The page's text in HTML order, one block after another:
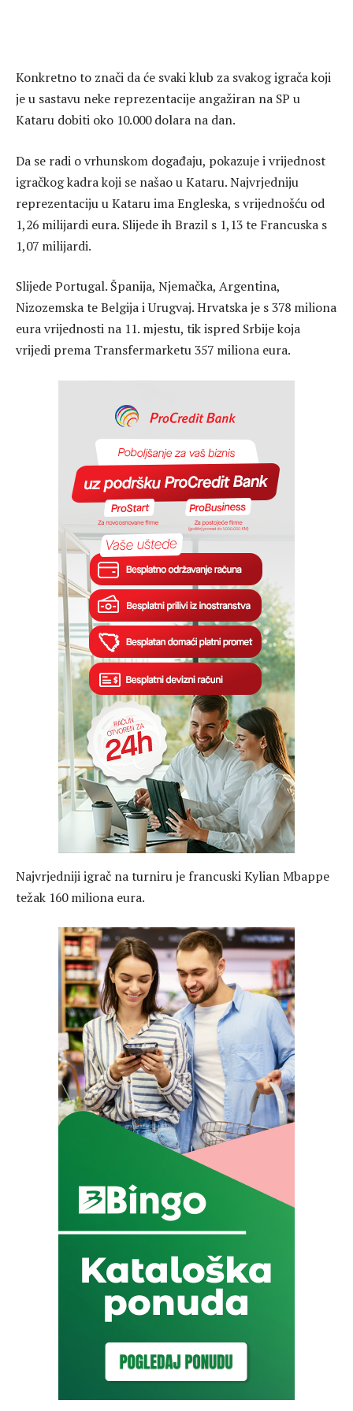
Konkretno to znači da će svaki klub za svakog igrača koji
je u sastavu neke reprezentacije angažiran na SP u
Kataru dobiti oko 10.000 dolara na dan.
Da se radi o vrhunskom događaju, pokazuje i vrijednost
igračkog kadra koji se našao u Kataru. Najvrjedniju
reprezentaciju u Kataru ima Engleska, s vrijednošću od
1,26 milijardi eura. Slijede ih Brazil s 1,13 te Francuska s
1,07 milijardi.
Slijede Portugal. Španija, Njemačka, Argentina,
Nizozemska te Belgija i Urugvaj. Hrvatska je s 378 miliona
eura vrijednosti na 11. mjestu, tik ispred Srbije koja
vrijedi prema Transfermarketu 357 miliona eura.
Najvrjedniji igrač na turniru je francuski Kylian Mbappe
težak 160 miliona eura.